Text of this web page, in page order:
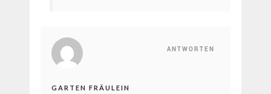
ANTWORTEN
GARTEN FRÄULEIN